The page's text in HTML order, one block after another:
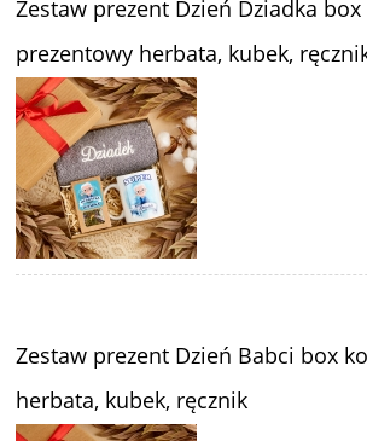
Zestaw prezent Dzień Dziadka box
prezentowy herbata, kubek,
Zestaw prezent Dzień Babci box
herbata, kubek, ręcznik